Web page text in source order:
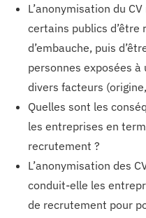
L’anonymisation du
certains publics
d’embauche, puis
personnes exposées
divers facteurs
Quelles sont les
les entreprises en
recrutement ?
L’anonymisation des
conduit-elle les
de recrutement pour